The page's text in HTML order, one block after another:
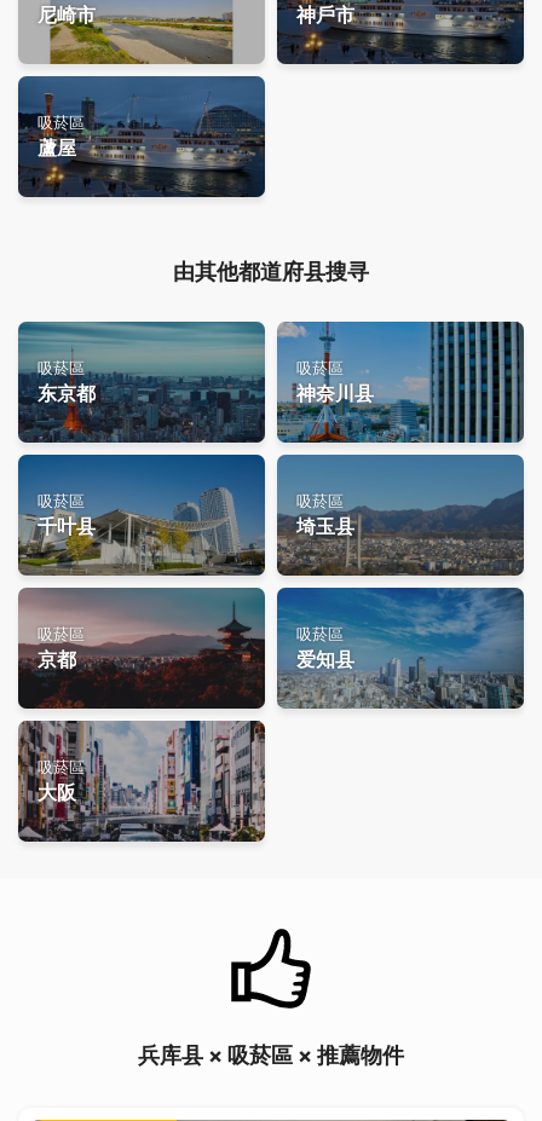
尼崎市 神戶市
吸菸區
蘆屋
由其他都道府县搜寻
吸菸區
东京都
吸菸區
神奈川县
吸菸區
千叶县
吸菸區
埼玉县
吸菸區
京都
吸菸區
爱知县
吸菸區
大阪
兵库县 × 吸菸區 × 推薦物件